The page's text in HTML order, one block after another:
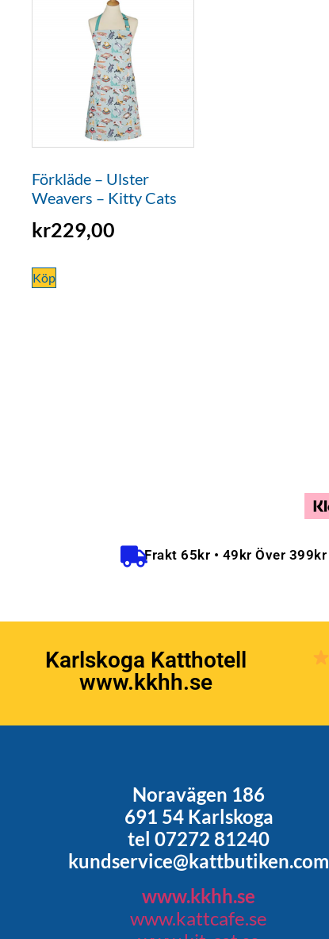
Förkläde – Ulster
Weavers – Kitty Cats
kr229,00
Köp
Frakt 65kr • 49kr Över 399kr
Karlskoga Katthotell
www.kkhh.se
Noravägen 186
691 54 Karlskoga
tel 07272 81240
kundservice@kattbutiken.com
www.kkhh.se
www.kattcafe.se